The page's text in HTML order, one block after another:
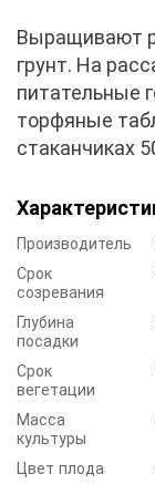
Выращивают
грунт. На
питательные
торфяные
стаканчиках
Производитель
Срок
созревания
Глубина
посадки
Срок
вегетации
Масса
культуры
Цвет плода